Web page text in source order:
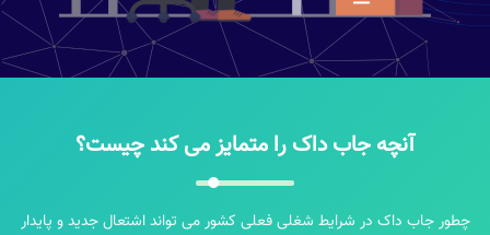
آنچه جاب داک را متمایز می کند چیست؟
چطور جاب داک در شرایط شغلی فعلی کشور می تواند اشتعال جدید و پایدار